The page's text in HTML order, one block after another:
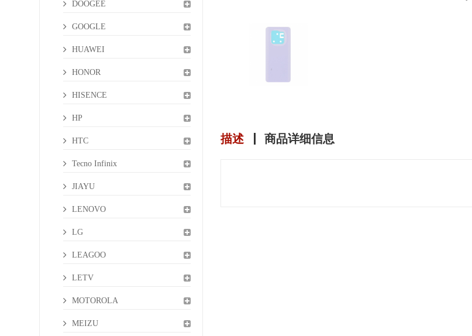
描述 商品详细信息
DOOGEE
GOOGLE
HUAWEI
HONOR
HISENCE
HP
HTC
Tecno Infinix
JIAYU
LENOVO
LG
LEAGOO
LETV
MOTOROLA
MEIZU